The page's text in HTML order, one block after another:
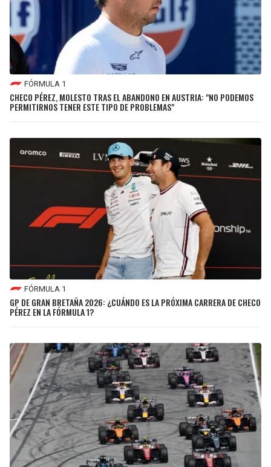
FÓRMULA 1
CHECO PÉREZ, MOLESTO TRAS EL ABANDONO EN AUSTRIA: "NO PODEMOS
PERMITIRNOS TENER ESTE TIPO DE PROBLEMAS"
FÓRMULA 1
GP DE GRAN BRETAÑA 2026: ¿CUÁNDO ES LA PRÓXIMA CARRERA DE CHECO
PÉREZ EN LA FÓRMULA 1?